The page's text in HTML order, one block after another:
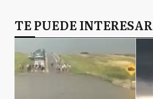
TE PUEDE INTERESAR